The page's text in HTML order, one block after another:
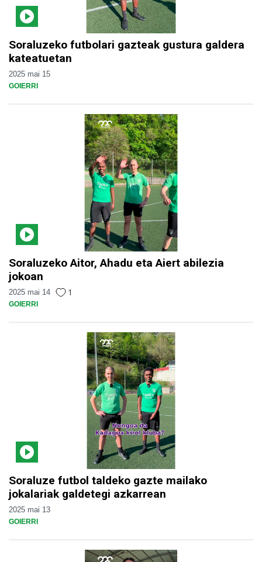
Soraluzeko futbolari gazteak gustura galdera
kateatuetan
2025 mai 15
GOIERRI
Soraluzeko Aitor, Ahadu eta Aiert abilezia
jokoan
2025 mai 14 1
GOIERRI
Soraluze futbol taldeko gazte mailako
jokalariak galdetegi azkarrean
2025 mai 13
GOIERRI